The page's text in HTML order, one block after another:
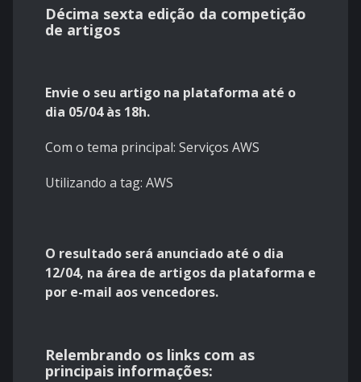
Décima sexta edição da competição
de artigos
Envie o seu artigo na plataforma até o
dia 05/04 às 18h.
Com o tema principal: Serviços AWS
Utilizando a tag: AWS
O resultado será anunciado até o dia
12/04, na área de artigos da plataforma e
por e-mail aos vencedores.
Relembrando os links com as
principais informações: